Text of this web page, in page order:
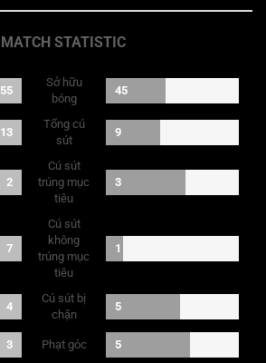
MATCH STATISTIC
55
Sở hữu
bóng
45
13
Tổng cú
sút
9
2
Cú sút
trúng mục
tiêu
3
7
Cú sút
không
trúng mục
tiêu
1
4
Cú sút bị
chặn
5
3 Phạt góc 5